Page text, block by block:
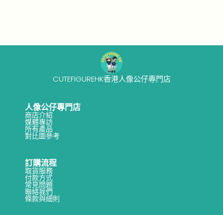
CUTEFIGUREHK香港人像公仔專門店
人像公仔專門店
商店介紹
媒體專訪
所有產品
對比圖參考
訂購流程
取貨服務
付款方式
常見問題
聯絡我們
條款與細則